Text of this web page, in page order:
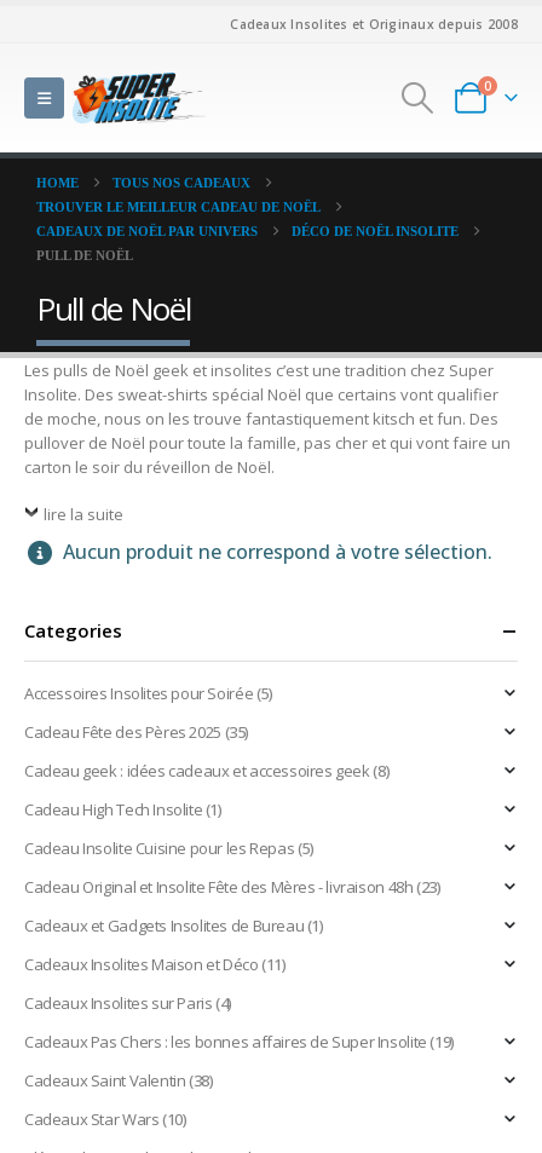
Cadeaux Insolites et Originaux depuis 2008
0
HOME
TOUS NOS CADEAUX
TROUVER LE MEILLEUR CADEAU DE NOËL
CADEAUX DE NOËL PAR UNIVERS
DÉCO DE NOËL INSOLITE
PULL DE NOËL
Pull de Noël
Les pulls de Noël geek et insolites c’est une tradition chez Super
Insolite. Des sweat-shirts spécial Noël que certains vont qualifier
de moche, nous on les trouve fantastiquement kitsch et fun. Des
pullover de Noël pour toute la famille, pas cher et qui vont faire un
carton le soir du réveillon de Noël.
lire la suite
Aucun produit ne correspond à votre sélection.
Categories
Accessoires Insolites pour Soirée(5)
Cadeau Fête des Pères 2025 (35)
Cadeau geek : idées cadeaux et accessoires geek(8)
Cadeau High Tech Insolite(1)
Cadeau Insolite Cuisine pour les Repas(5)
Cadeau Original et Insolite Fête des Mères - livraison 48h(23)
Cadeaux et Gadgets Insolites de Bureau(1)
Cadeaux Insolites Maison et Déco(11)
Cadeaux Insolites sur Paris(4)
Cadeaux Pas Chers : les bonnes affaires de Super Insolite(19)
Cadeaux Saint Valentin(38)
Cadeaux Star Wars(10)